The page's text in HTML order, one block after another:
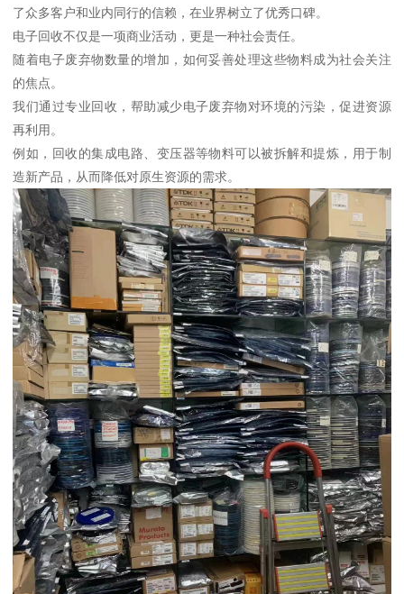
了众多客户和业内同行的信赖，在业界树立了优秀口碑。
电子回收不仅是一项商业活动，更是一种社会责任。
随着电子废弃物数量的增加，如何妥善处理这些物料成为社会关注
的焦点。
我们通过专业回收，帮助减少电子废弃物对环境的污染，促进资源
再利用。
例如，回收的集成电路、变压器等物料可以被拆解和提炼，用于制
造新产品，从而降低对原生资源的需求。